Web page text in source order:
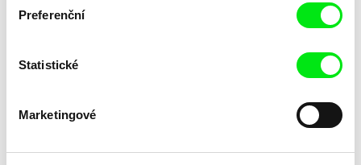
Preferenční
Statistické
Marketingové